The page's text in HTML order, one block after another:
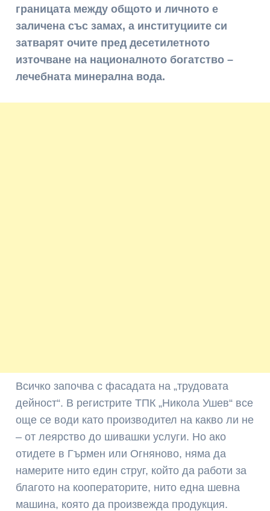
границата между общото и личното е
заличена със замах, а институциите си
затварят очите пред десетилетното
източване на националното богатство –
лечебната минерална вода.
Всичко започва с фасадата на „трудовата
дейност“. В регистрите ТПК „Никола Ушев“ все
още се води като производител на какво ли не
– от леярство до шивашки услуги. Но ако
отидете в Гърмен или Огняново, няма да
намерите нито един струг, който да работи за
благото на кооператорите, нито една шевна
машина, която да произвежда продукция.